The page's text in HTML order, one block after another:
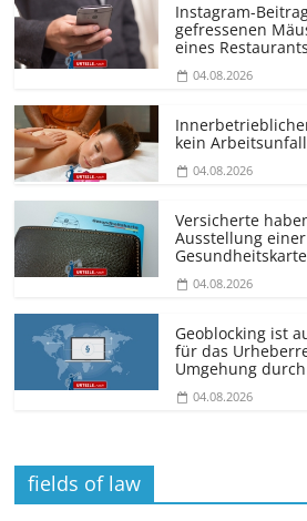
Instagram-
gefressenen
eines
04.08.2026
kein Arbeitsunfall
04.08.2026
Versicherte
Ausstellung
Gesundheitskarte
04.08.2026
Geoblocking ist
für das
Umgehung durch
04.08.2026
fields of law